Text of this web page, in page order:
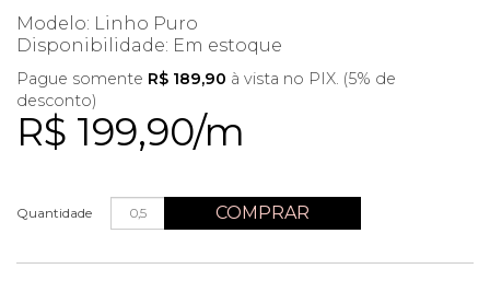
Modelo: Linho Puro
Disponibilidade: Em estoque
R$ 199,90/m
Pague somente R$ 189,90 à vista no PIX. (5% de
desconto)
Quantidade COMPRAR